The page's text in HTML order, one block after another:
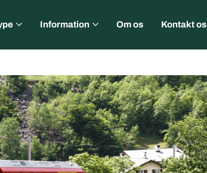
Information Om os Kontakt os